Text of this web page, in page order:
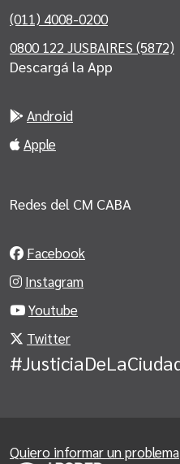
(011) 4008-0200
0800 122 JUSBAIRES (5872)
Descargá la App
Android
Apple
Redes del CM CABA
Facebook
Instagram
Youtube
Twitter
Quiero informar un problema